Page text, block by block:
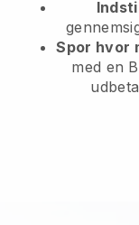
Spor hvor
med en